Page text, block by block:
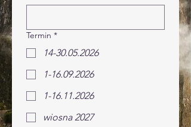
Termin *
14-30.05.2026
1-16.09.2026
1-16.11.2026
wiosna 2027